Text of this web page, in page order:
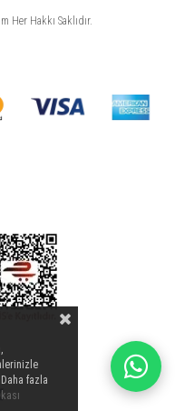
Her Hakkı Saklıdır.
fazla